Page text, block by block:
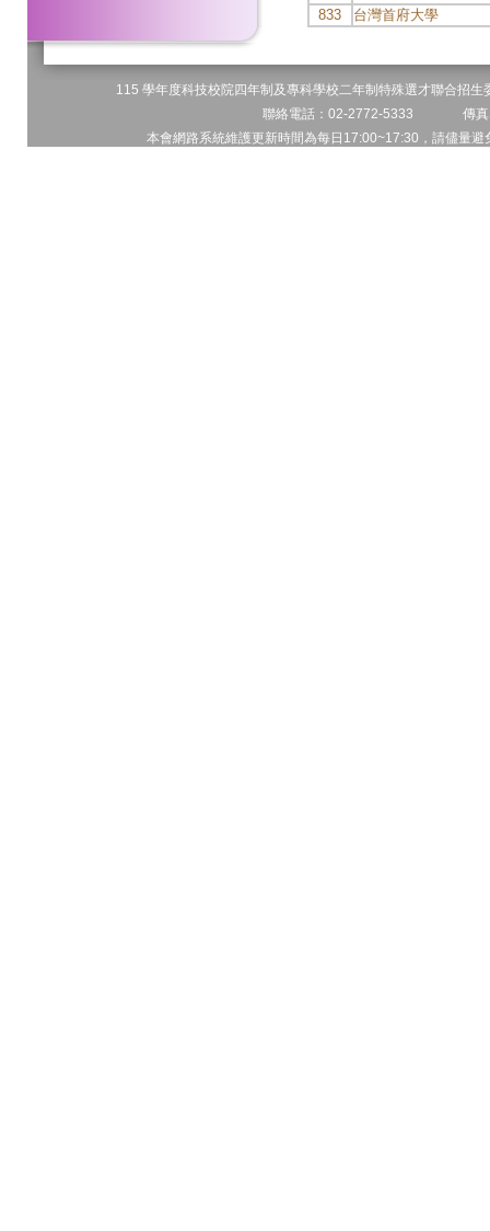
833
台灣首府大學
115 學年度科技校院四年制及專科學校二年制特殊選才聯合
聯絡電話：02-2772-5333 傳
本會網路系統維護更新時間為每日17:00~17:30，請儘量